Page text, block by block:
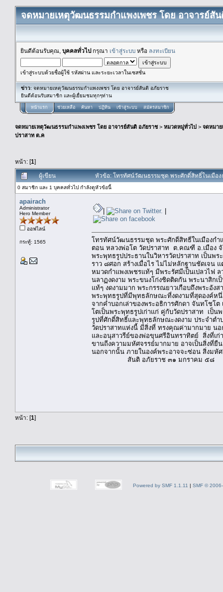
จดหมายเหตุวัฒนธรรมกำแพงเพชร โดย อาจารย์สั
ยินดีต้อนรับคุณ, บุคคลทั่วไปกรุณา เข้าสู่ระบบ หรือ ลงทะเบียน
เข้าสู่ระบบด้วยชื่อผู้ใช้ รหัสผ่าน และระยะเวลาในเซสชั่น
ข่าว: จดหมายเหตุวัฒนธรรมกำแพงเพชร โดย อาจารย์สันติ อภัยราช
ยินดีต้อนรับสมาชิก และผู้เยื่ยมชมทุกๆท่าน
หน้าแรก ช่วยเหลือ ค้นหา ปฏิทิน เข้าสู่ระบบ สมัครสมาชิก
จดหมายเหตุวัฒนธรรมกำแพงเพชร โดย อาจารย์สันติ อภัยราช> หมวดหมู่ทั่วไป > จดหมา
ปราสาท ต.ค
หน้า: [1]
ผู้เขียน หัวข้อ: โทรทัศน์วัฒนธรรมชุด พระศักดิ์สิทธิ์ในเมือ
0 สมาชิก และ 1 บุคคลทั่วไป กำลังดูหัวข้อนี้
apairach
Administrator
Hero Member
ออฟไลน์
กระทู้: 1565
| |
โทรทัศน์วัฒนธรรมชุด พระศักดิ์สิทธิ์ในเมืองกำ
ตอน หลวงพ่อโต วัดปราสาท ต.คณฑี อ.เมือง จั
พระพุทธรูปประธานในวิหารวัดปราสาท เป็นพ
ราว ๘ศอก สร้างเมื่อไร ไม่ไม่หลักฐานชัดเจ
หมวดกำแพงเพชรแท้ๆ มีพระรัศมีเป็นเปลวไฟ
นลาฏงดงาม พระขนงโก่งชิดติดกัน พระนาสิก
แท้ๆ งดงามมาก พระกรรณยาวเกือบถึงพระอัง
พระพุทธรูปที่มีพุทธลักษณะที่งดงามที่สุดองค์หนึ่
จากคำบอกเล่าของพระอธิการศักดา จันทโชโ
โตเป็นพระพุทธรูปเก่าแก่ คู่กับวัดปราสาท เป็น
รูปที่ศักดิ์สิทธิ์และพุทธลักษณะงดงาม ประจำต
วัดปราสาทแห่งนี้ มีสิ่งที่ ทรงคุณค่ามากมาย น
และอนุสาวรีย์ของพ่อขุนศรีอินทราทิตย์ สิ่งที่เก่
ขานถีงความมหัศจรรย์มากมาย อาจเป็นสิ่งที่ยื
นอกจากนั้น ภายในองค์พระอาจจะซ่อน สิ่งมหัศ
สันติ อภัยราช ๓๑ มกราคม ๕๘
หน้า: [1]
Powered by SMF 1.1.11 | SMF ©